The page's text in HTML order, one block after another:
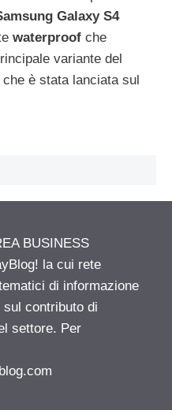
Galaxy S4
waterproof che
variante del
è stata lanciata sul
BUSINESS
la cui rete
di informazione
sul contributo di
settore. Per